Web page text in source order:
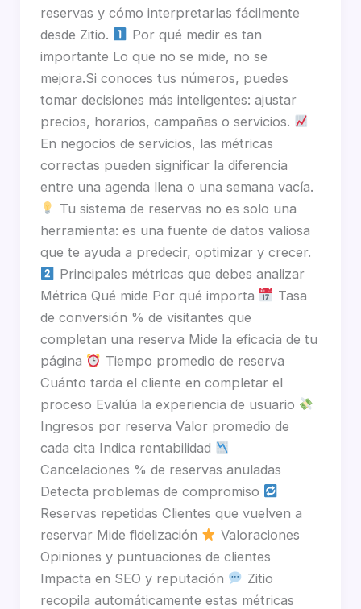
reservas y cómo interpretarlas fácilmente
desde Zitio.
Por qué medir es tan
importante Lo que no se mide, no se
mejora.Si conoces tus números, puedes
tomar decisiones más inteligentes: ajustar
precios, horarios, campañas o servicios.
En negocios de servicios, las métricas
correctas pueden significar la diferencia
entre una agenda llena o una semana vacía.
Tu sistema de reservas no es solo una
herramienta: es una fuente de datos valiosa
que te ayuda a predecir, optimizar y crecer.
Principales métricas que debes analizar
Métrica Qué mide Por qué importa
Tasa
de conversión % de visitantes que
completan una reserva Mide la eficacia de tu
página
Tiempo promedio de reserva
Cuánto tarda el cliente en completar el
proceso Evalúa la experiencia de usuario
Ingresos por reserva Valor promedio de
cada cita Indica rentabilidad
Cancelaciones % de reservas anuladas
Detecta problemas de compromiso
Reservas repetidas Clientes que vuelven a
reservar Mide fidelización
Valoraciones
Opiniones y puntuaciones de clientes
Impacta en SEO y reputación
Zitio
recopila automáticamente estas métricas